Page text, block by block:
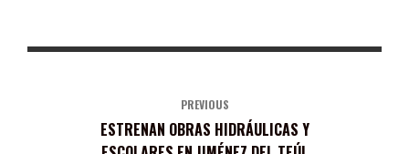
PREVIOUS
ESTRENAN OBRAS HIDRÁULICAS Y